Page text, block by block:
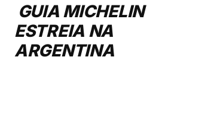
GUIA MICHELIN
ESTREIA NA
ARGENTINA